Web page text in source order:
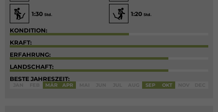
1:30 Std. 1:20 Std.
KONDITION:
KRAFT:
ERFAHRUNG:
LANDSCHAFT:
BESTE JAHRESZEIT:
MÄR APR SEP OKT